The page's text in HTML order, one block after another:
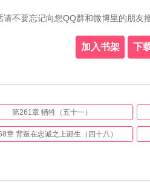
不要忘记向您QQ群和微博里的朋友
下
加入书架
第261章 牺牲（五十一）
章 背叛在忠诚之上诞生（四十八）